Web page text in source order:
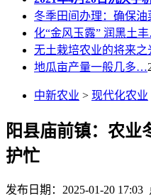
冬季田间办理：确保
化“金风玉露” 润黑土
无土栽培农业的将来
地瓜亩产量一般几多…
中新农业 > 现代化农业
阳县庙前镇：农业
护忙
发布日期：2025-01-20 17:03